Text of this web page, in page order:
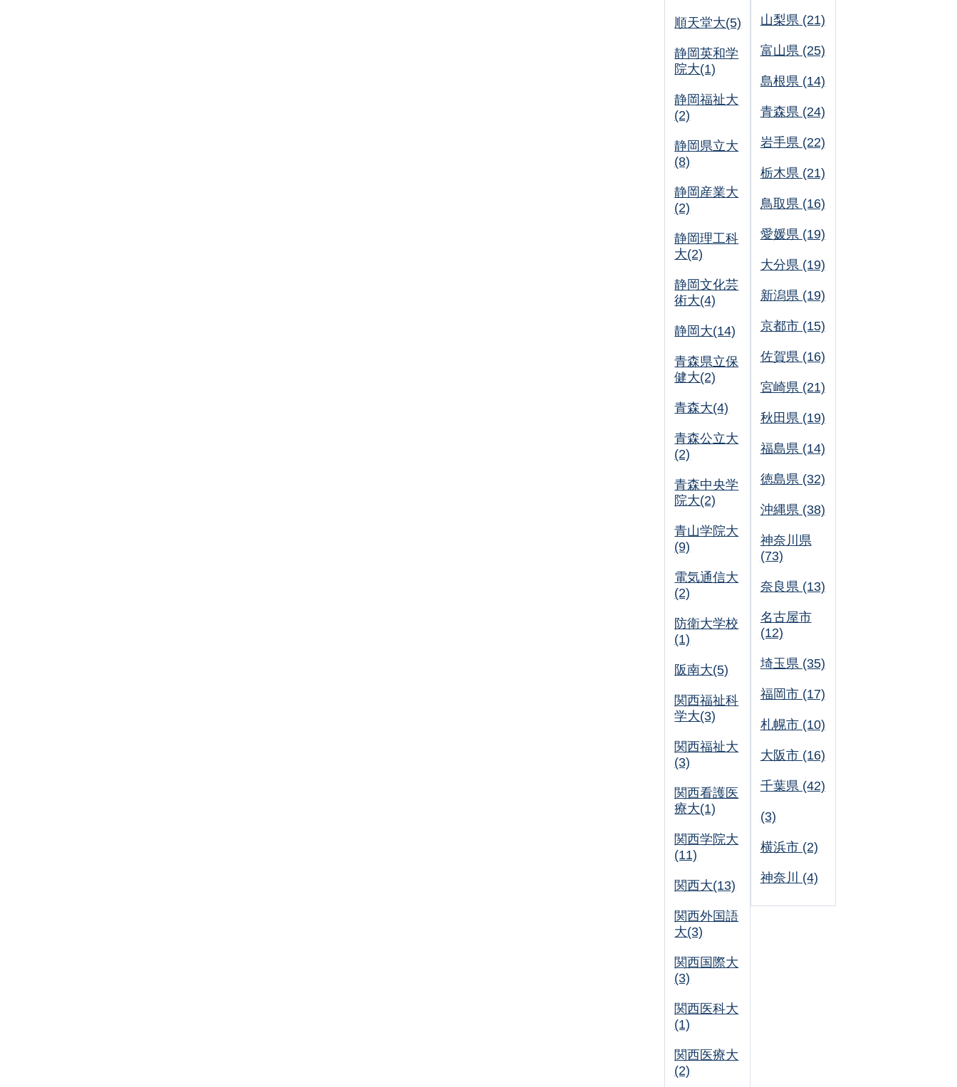
順天堂大(5)
静岡英和学
院大(1)
静岡福祉大
(2)
静岡県立大
(8)
静岡産業大
(2)
静岡理工科
大(2)
静岡文化芸
術大(4)
静岡大(14)
青森県立保
健大(2)
青森大(4)
青森公立大
(2)
青森中央学
院大(2)
青山学院大
(9)
電気通信大
(2)
防衛大学校
(1)
阪南大(5)
関西福祉科
学大(3)
関西福祉大
(3)
関西看護医
療大(1)
関西学院大
(11)
関西大(13)
関西外国語
大(3)
関西国際大
(3)
関西医科大
(1)
関西医療大
(2)
山梨県 (21)
富山県 (25)
島根県 (14)
青森県 (24)
岩手県 (22)
栃木県 (21)
鳥取県 (16)
愛媛県 (19)
大分県 (19)
新潟県 (19)
京都市 (15)
佐賀県 (16)
宮崎県 (21)
秋田県 (19)
福島県 (14)
徳島県 (32)
沖縄県 (38)
神奈川県
(73)
奈良県 (13)
名古屋市
(12)
埼玉県 (35)
福岡市 (17)
札幌市 (10)
大阪市 (16)
千葉県 (42)
(3)
横浜市 (2)
神奈川 (4)